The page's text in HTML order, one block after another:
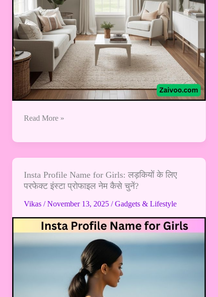
Actually
Cute
Read More »
Insta Profile Name for Girls: लड़कियों के लिए
परफेक्ट इंस्टा प्रोफाइल नेम कैसे चुनें?
Vikas /November 13, 2025 /Gadgets & Lifestyle
Insta
Profile
Girls:
लड़कियों
के